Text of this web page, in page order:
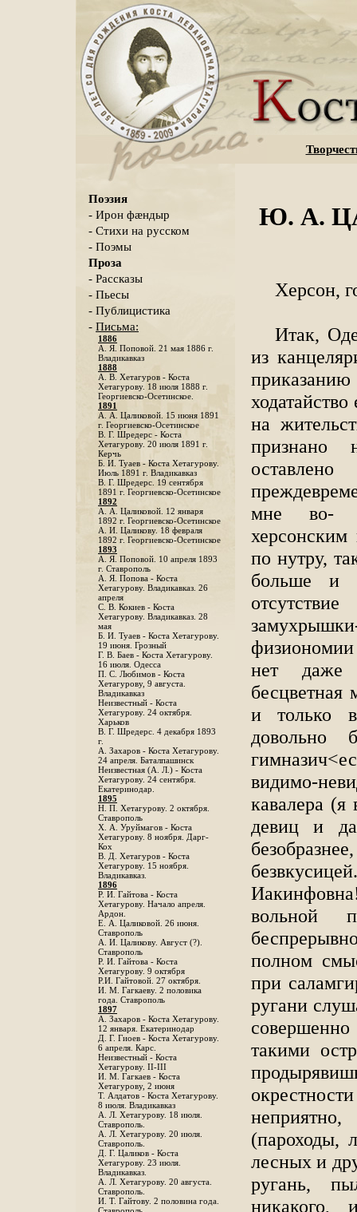
Поэзия
- Ирон фæндыр
- Стихи на русском
- Поэмы
Проза
- Рассказы
- Пьесы
- Публицистика
- Письма:
1886
А. Я. Поповой. 21 мая 1886 г.
Владикавказ
1888
A. В. Хетагуров - Коста
Хетагурову. 18 июля 1888 г.
Георгиевско-Осетинское.
1891
А. А. Цаликовой. 15 июня 1891
г. Георгиевско-Осетинское
B. Г. Шредерс - Коста
Хетагурову. 20 июля 1891 г.
Керчь
Б. И. Туаев - Коста Хетагурову.
Июль 1891 г. Владикавказ
В. Г. Шредерс. 19 сентября
1891 г. Георгиевско-Осетинское
1892
А. А. Цаликовой. 12 января
1892 г. Георгиевско-Осетинское
А. И. Цаликову. 18 февраля
1892 г. Георгиевско-Осетинское
1893
А. Я. Поповой. 10 апреля 1893
г. Ставрополь
A. Я. Попова - Коста
Хетагурову. Владикавказ. 26
апреля
С. В. Кокиев - Коста
Хетагурову. Владикавказ. 28
мая
Б. И. Туаев - Коста Хетагурову.
19 июня. Грозный
Г. В. Баев - Коста Хетагурову.
16 июля. Одесса
П. С. Любимов - Коста
Хетагурову, 9 августа.
Владикавказ
Неизвестный - Коста
Хетагурову. 24 октября.
Харьков
B. Г. Шредерс. 4 декабря 1893
г.
А. Захаров - Коста Хетагурову.
24 апреля. Баталпашинск
Неизвестная (А. Л.) - Коста
Хетагурову. 24 сентября.
Екатеринодар.
1895
Н. П. Хетагурову. 2 октября.
Ставрополь
X. А. Уруймагов - Коста
Хетагурову. 8 ноября. Дарг-
Кох
В. Д. Хетагуров - Коста
Хетагурову. 15 ноября.
Владикавказ.
1896
Р. И. Гайтова - Коста
Хетагурову. Начало апреля.
Ардон.
Е. А. Цаликовой. 26 июня.
Ставрополь
А. И. Цаликову. Август (?).
Ставрополь
Р. И. Гайтова - Коста
Хетагурову. 9 октября
Р.И. Гайтовой. 27 октября.
И. М. Гагкаеву. 2 половика
года. Ставрополь
1897
А. Захаров - Коста Хетагурову.
12 января. Екатеринодар
Д. Г. Гиоев - Коста Хетагурову.
6 апреля. Карс.
Неизвестный - Коста
Хетагурову. II-III
И. М. Гагкаев - Коста
Хетагурову, 2 июня
Т. Алдатов - Коста Хетагурову.
8 июля. Владикавказ
А. Л. Хетагурову. 18 июля.
Ставрополь.
А. Л. Хетагурову. 20 июля.
Ставрополь.
Д. Г. Цаликов - Коста
Хетагурову. 23 июля.
Владикавказ.
А. Л. Хетагурову. 20 августа.
Ставрополь.
И. Т. Гайтову. 2 половина года.
Ю. А.
Херсон,
Итак,
из
приказанию
на
признано
мне во-
по нутру,
больше и
нет даже
бесцветная
и только
довольно
видимо-
кавалера (я
девиц и
вольной
полном
при
ругани
такими
(пароходы,
лесных и
ругань,
никакого,